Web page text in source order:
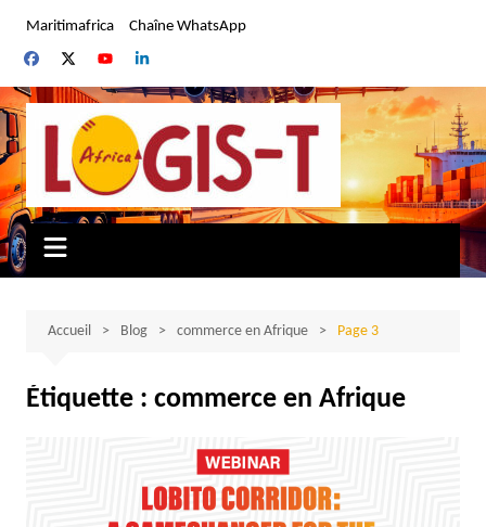
contenu
Maritimafrica Chaîne WhatsApp
Accueil Blog commerce en Afrique Page 3
Étiquette : commerce en Afrique